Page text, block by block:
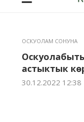
ОСКУОЛАМ СОНУНА
астыктык
30.12.2022 12:38